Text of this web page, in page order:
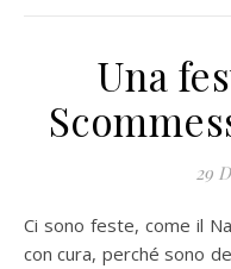
Una
29
Ci sono feste, come il Natale, che andrebbero maneggiate
con cura, perché sono